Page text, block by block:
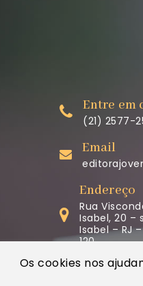
Os cookies nos
Entre em
(21) 2577-
Email
Endereço
Rua
Isabel, 20 –
Isabel – RJ
120